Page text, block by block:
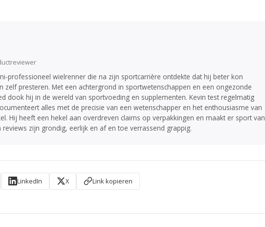
professioneel wielrenner die na zijn sportcarrière ontdekte dat hij beter kon
zelf presteren. Met een achtergrond in sportwetenschappen en een ongezonde
dook hij in de wereld van sportvoeding en supplementen. Kevin test regelmatig
alles met de precisie van een wetenschapper en het enthousiasme van
Hij heeft een hekel aan overdreven claims op verpakkingen en maakt er sport van
zijn grondig, eerlijk en af en toe verrassend grappig.
LinkedIn X Link kopieren